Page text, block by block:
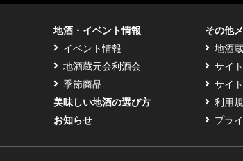
地酒・イベント情報
イベント情報
地酒蔵元会利酒会
季節商品
美味しい地酒の選び方
お知らせ
その他
地酒
サイ
サイ
利用
プラ